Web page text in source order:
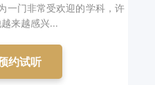
一门非常受欢迎的学科，许
来越感兴...
约试听